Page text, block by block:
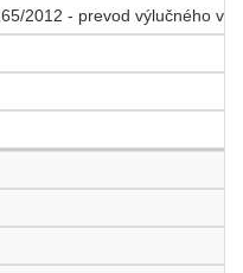
2012 - prevod výlučného